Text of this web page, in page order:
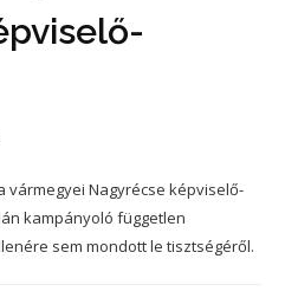
vármegyei Nagyrécse képviselő-
kampányoló független
sem mondott le tisztségéről.